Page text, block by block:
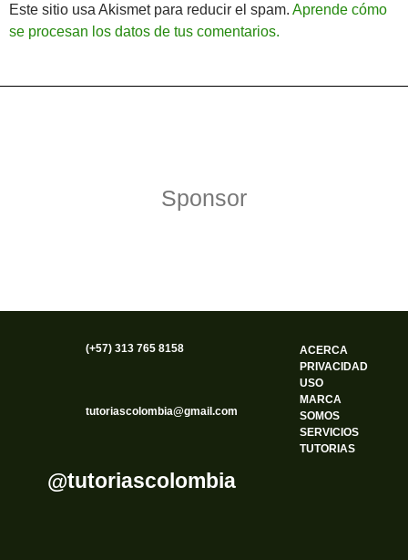
Este sitio usa Akismet para reducir el spam. Aprende cómo
se procesan los datos de tus comentarios.
Sponsor
(+57) 313 765 8158
tutoriascolombia@gmail.com
@tutoriascolombia
ACERCA
PRIVACIDAD
USO
MARCA
SOMOS
SERVICIOS
TUTORIAS